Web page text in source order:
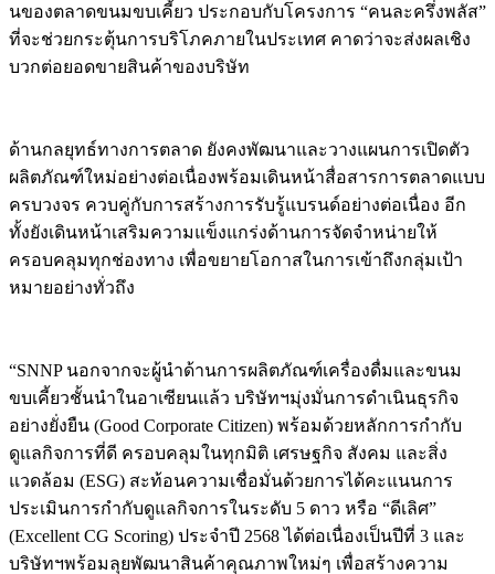
นของตลาดขนมขบเคี้ยว ประกอบกับโครงการ “คนละครึ่งพลัส”
ที่จะช่วยกระตุ้นการบริโภคภายในประเทศ คาดว่าจะส่งผลเชิง
บวกต่อยอดขายสินค้าของบริษัท
ด้านกลยุทธ์ทางการตลาด ยังคงพัฒนาและวางแผนการเปิดตัว
ผลิตภัณฑ์ใหม่อย่างต่อเนื่องพร้อมเดินหน้าสื่อสารการตลาดแบบ
ครบวงจร ควบคู่กับการสร้างการรับรู้แบรนด์อย่างต่อเนื่อง อีก
ทั้งยังเดินหน้าเสริมความแข็งแกร่งด้านการจัดจำหน่ายให้
ครอบคลุมทุกช่องทาง เพื่อขยายโอกาสในการเข้าถึงกลุ่มเป้า
หมายอย่างทั่วถึง
“SNNP นอกจากจะผู้นำด้านการผลิตภัณฑ์เครื่องดื่มและขนม
ขบเคี้ยวชั้นนำในอาเซียนแล้ว บริษัทฯมุ่งมั่นการดำเนินธุรกิจ
อย่างยั่งยืน (Good Corporate Citizen) พร้อมด้วยหลักการกำกับ
ดูแลกิจการที่ดี ครอบคลุมในทุกมิติ เศรษฐกิจ สังคม และสิ่ง
แวดล้อม (ESG) สะท้อนความเชื่อมั่นด้วยการได้คะแนนการ
ประเมินการกำกับดูแลกิจการในระดับ 5 ดาว หรือ “ดีเลิศ”
(Excellent CG Scoring) ประจำปี 2568 ได้ต่อเนื่องเป็นปีที่ 3 และ
บริษัทฯพร้อมลุยพัฒนาสินค้าคุณภาพใหม่ๆ เพื่อสร้างความ